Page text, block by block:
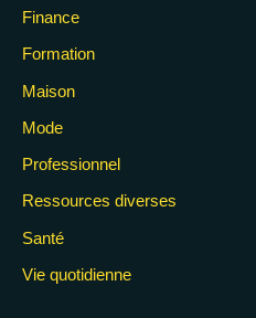
Finance
Formation
Maison
Mode
Professionnel
Ressources diverses
Santé
Vie quotidienne